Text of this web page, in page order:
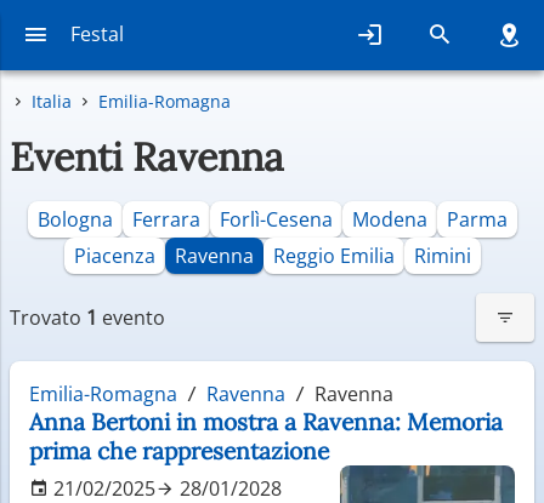
Festal
Italia Emilia-Romagna
Eventi Ravenna
Bologna Ferrara Forlì-Cesena Modena
Parma
Piacenza
Ravenna Reggio Emilia Rimini
Trovato 1 evento
Emilia-Romagna Ravenna Ravenna
Anna Bertoni in mostra a Ravenna: Memoria
prima che rappresentazione
21/02/2025
28/01/2028